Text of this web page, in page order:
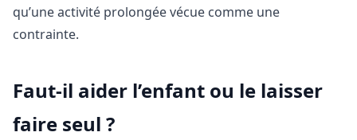
qu’une activité prolongée vécue comme une
contrainte.
Faut-il aider l’enfant ou le laisser
faire seul ?